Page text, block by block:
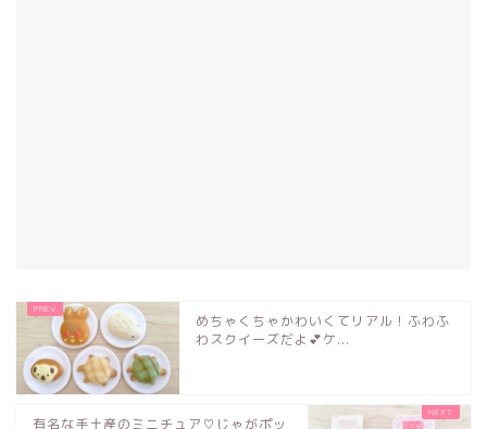
めちゃくちゃかわいくてリアル！ふわふ
わスクイーズだよ💕ケ...
有名な手土産のミニチュア♡じゃがポッ